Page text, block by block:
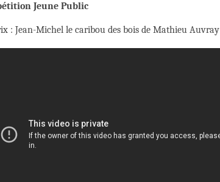
Jeune Public
: Jean-Michel le caribou des bois de Mathieu Auvray